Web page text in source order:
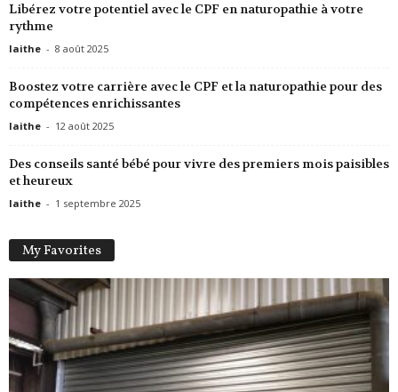
Libérez votre potentiel avec le CPF en naturopathie à votre
rythme
laithe - 8 août 2025
Boostez votre carrière avec le CPF et la naturopathie pour des
compétences enrichissantes
laithe - 12 août 2025
Des conseils santé bébé pour vivre des premiers mois paisibles
et heureux
laithe - 1 septembre 2025
My Favorites